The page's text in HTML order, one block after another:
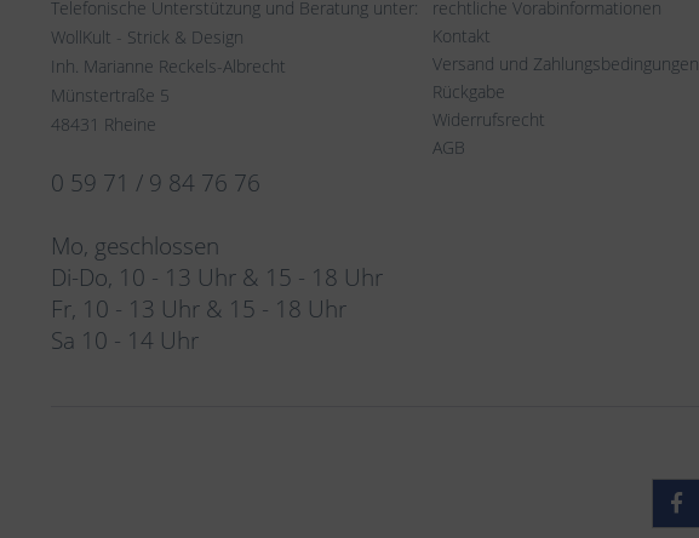
Telefonische Unterstützung und Beratung unter:
WollKult - Strick & Design
Inh. Marianne Reckels-Albrecht
Münstertraße 5
48431 Rheine
0 59 71 / 9 84 76 76
Mo, geschlossen
Di-Do, 10 - 13 Uhr & 15 - 18 Uhr
Fr, 10 - 13 Uhr & 15 - 18 Uhr
Sa 10 - 14 Uhr
rechtliche Vorabinformationen
Kontakt
Versand und Zahlungsbedingungen
Rückgabe
Widerrufsrecht
AGB